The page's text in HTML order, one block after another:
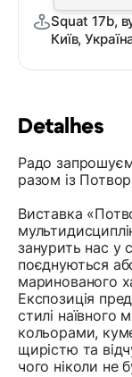
Detalhes
Радо
разом із
Виставка
занурить нас у
поєднуються
маринованого
Експозиція
стилі
кольорами,
щирістю та
чого ніколи не
Squat 17b,
Київ,